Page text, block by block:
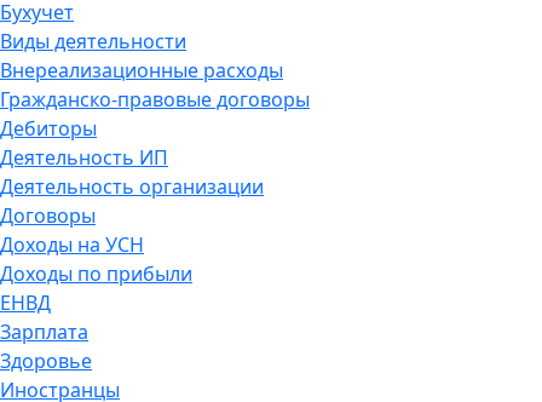
Бухучет
Виды деятельности
Внереализационные расходы
Гражданско-правовые договоры
Дебиторы
Деятельность ИП
Деятельность организации
Договоры
Доходы на УСН
Доходы по прибыли
ЕНВД
Зарплата
Здоровье
Иностранцы